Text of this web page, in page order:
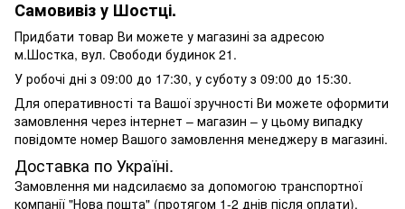
Самовивіз у Шостці.
Придбати товар Ви можете у магазині за адресою
м.Шостка, вул. Свободи будинок 21.
У робочі дні з 09:00 до 17:30, у суботу з 09:00 до 15:30.
Для оперативності та Вашої зручності Ви можете оформити
замовлення через інтернет – магазин – у цьому випадку
повідомте номер Вашого замовлення менеджеру в магазині.
Доставка по Україні.
Замовлення ми надсилаємо за допомогою транспортної
компанії "Нова пошта" (протягом 1-2 днів після оплати).